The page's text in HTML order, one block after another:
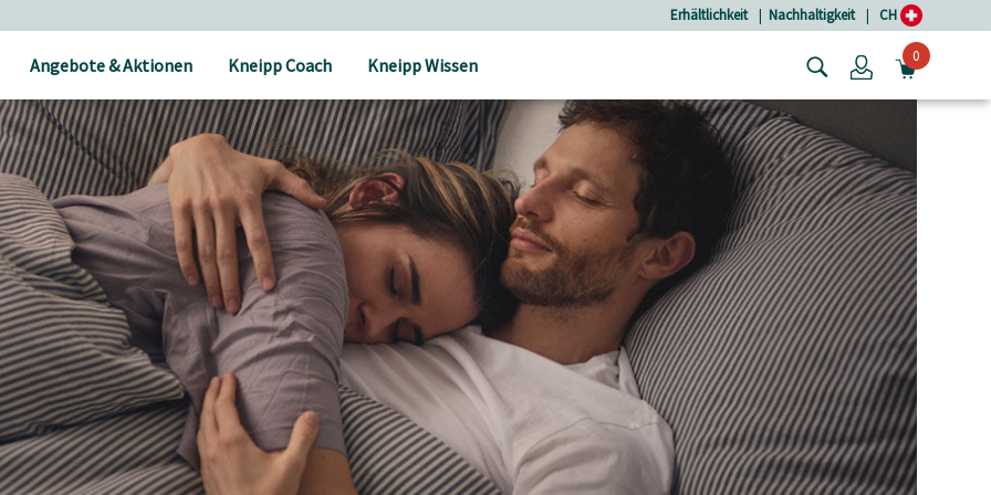
Erhältlichkeit | Nachhaltigkeit | CH
Angebote & Aktionen Kneipp Coach Kneipp Wissen Login0